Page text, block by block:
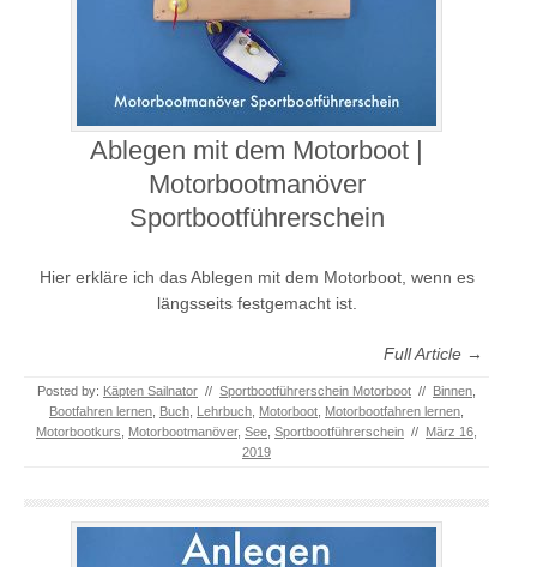
Ablegen mit dem Motorboot |
Motorbootmanöver
Sportbootführerschein
Hier erkläre ich das Ablegen mit dem Motorboot, wenn es
längsseits festgemacht ist.
Full Article →
Posted by: Käpten Sailnator // Sportbootführerschein Motorboot // Binnen
Bootfahren lernen Buch Lehrbuch Motorboot Motorbootfahren lernen
Motorbootkurs
Motorbootmanöver, See Sportbootführerschein // März 16,
2019